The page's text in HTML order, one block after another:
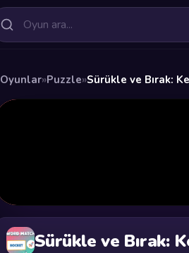
Oyunlar»Puzzle»Sürükle ve Bırak:
Sürükle ve Bırak: